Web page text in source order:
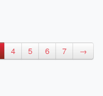
4 5 6 7 →